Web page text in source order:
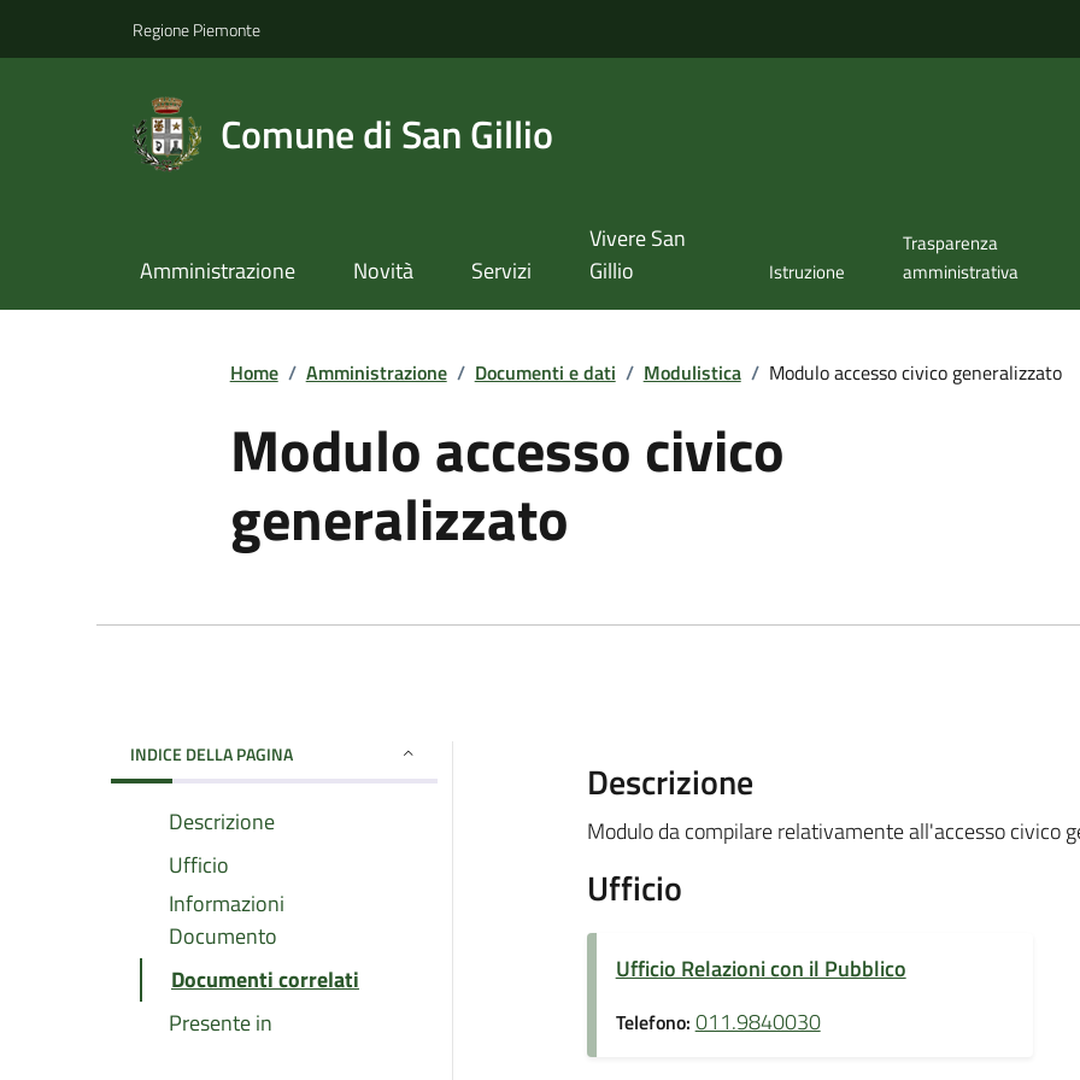
Regione Piemonte
Comune di San Gillio
Amministrazione Novità Servizi
Vivere San
Gillio
Istruzione
Trasparenza
amministrativa
Home / Amministrazione / Documenti e dati / Modulistica / Modulo accesso civico generalizzato
Modulo accesso civico
generalizzato
INDICE DELLA PAGINA
Descrizione
Ufficio
Informazioni
Documento
Documenti correlati
Presente in
Descrizione
Modulo da compilare relativamente all'accesso civico
Ufficio
Ufficio Relazioni con il Pubblico
Telefono: 011.9840030